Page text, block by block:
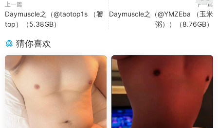
上一篇
Daymuscle之（@taotop1s （饕
top）（5.38GB）
下一篇
Daymuscle之（@YMZEba （玉米
粥））（8.76GB）
猜你喜欢